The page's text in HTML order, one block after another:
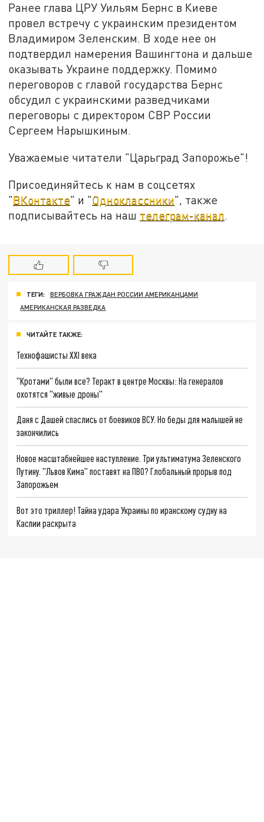
Ранее глава ЦРУ Уильям Бернс в Киеве
провел встречу с украинским президентом
Владимиром Зеленским. В ходе нее он
подтвердил намерения Вашингтона и дальше
оказывать Украине поддержку. Помимо
переговоров с главой государства Бернс
обсудил с украинскими разведчиками
переговоры с директором СВР России
Сергеем Нарышкиным.
Уважаемые читатели "Царьград Запорожье"!
Присоединяйтесь к нам в соцсетях
"ВКонтакте" и "Одноклассники", также
подписывайтесь на наш телеграм-канал.
ТЕГИ:
ВЕРБОВКА ГРАЖДАН РОССИИ АМЕРИКАНЦАМИ
АМЕРИКАНСКАЯ РАЗВЕДКА
ЧИТАЙТЕ ТАКЖЕ:
Технофашисты XXI века
"Кротами" были все? Теракт в центре Москвы: На генералов
охотятся "живые дроны"
Даня с Дашей спаслись от боевиков ВСУ. Но беды для малышей не
закончились
Новое масштабнейшее наступление. Три ультиматума Зеленского
Путину. "Львов Кима" поставят на ПВО? Глобальный прорыв под
Запорожьем
Вот это триллер! Тайна удара Украины по иранскому судну на
Каспии раскрыта